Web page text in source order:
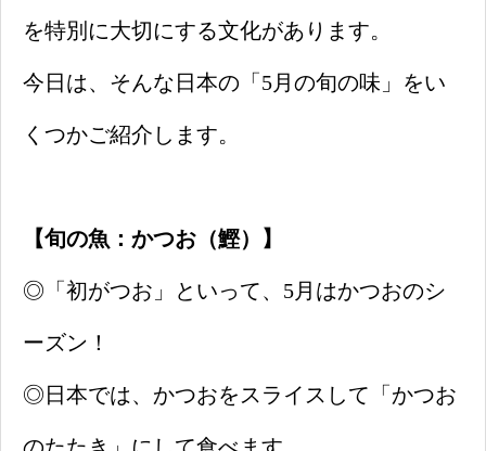
を特別に大切にする文化があります。
今日は、そんな日本の「5月の旬の味」をい
くつかご紹介します。
【旬の魚：かつお（鰹）】
◎「初がつお」といって、5月はかつおのシ
ーズン！
◎日本では、かつおをスライスして「かつお